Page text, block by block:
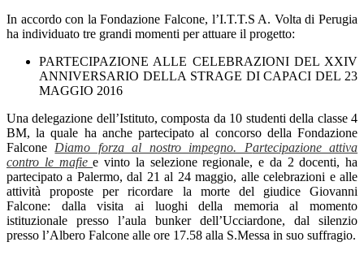
In accordo con la Fondazione Falcone, l’I.T.T.S A. Voltadi Perugia
ha individuato tre grandi momenti per attuare il progetto:
PARTECIPAZIONE ALLE CELEBRAZIONI DEL XXIV
ANNIVERSARIO DELLA STRAGE DI CAPACI DEL 23
MAGGIO 2016
Una delegazione dell’Istituto, composta da 10 studenti della classe 4
BM, la quale ha anche partecipato al concorso della Fondazione
Falcone Diamo forza al nostro impegno. Partecipazione attiva
contro le mafiee vinto la selezione regionale, e da 2 docenti, ha
partecipato a Palermo, dal 21 al 24 maggio, alle celebrazioni e alle
attività proposte per ricordare la morte del giudice Giovanni
Falcone: dalla visita ai luoghi della memoria al momento
istituzionale presso l’aula bunker dell’Ucciardone, dal silenzio
presso l’Albero Falcone alle ore 17.58 alla S.Messa in suo suffragio.